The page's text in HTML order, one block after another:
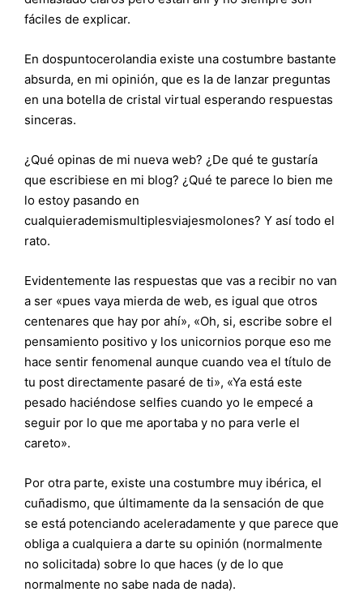
fáciles de explicar.
En dospuntocerolandia existe una costumbre bastante
absurda, en mi opinión, que es la de lanzar preguntas
en una botella de cristal virtual esperando respuestas
sinceras.
¿Qué opinas de mi nueva web? ¿De qué te gustaría
que escribiese en mi blog? ¿Qué te parece lo bien me
lo estoy pasando en
cualquierademismultiplesviajesmolones? Y así todo el
rato.
Evidentemente las respuestas que vas a recibir no van
a ser «pues vaya mierda de web, es igual que otros
centenares que hay por ahí», «Oh, si, escribe sobre el
pensamiento positivo y los unicornios porque eso me
hace sentir fenomenal aunque cuando vea el título de
tu post directamente pasaré de ti», «Ya está este
pesado haciéndose selfies cuando yo le empecé a
seguir por lo que me aportaba y no para verle el
careto».
Por otra parte, existe una costumbre muy ibérica, el
cuñadismo, que últimamente da la sensación de que
se está potenciando aceleradamente y que parece que
obliga a cualquiera a darte su opinión (normalmente
no solicitada) sobre lo que haces (y de lo que
normalmente no sabe nada de nada).